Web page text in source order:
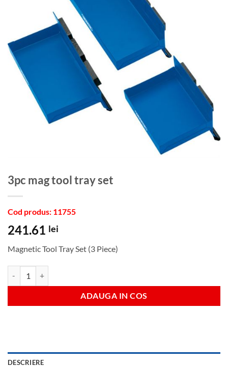
3pc mag tool tray set
Cod produs: 11755
241.61 lei
Magnetic Tool Tray Set (3 Piece)
ADAUGA IN COS
DESCRIERE